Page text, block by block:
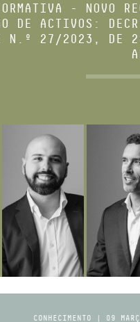
- NOVO
DE ACTIVOS:
N.º 27/2023, DE
CONHECIMENTO | 09